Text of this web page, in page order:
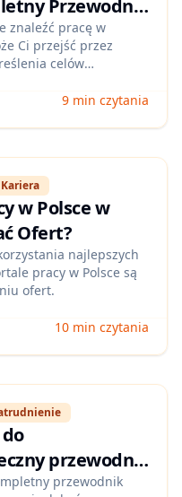
Przewodnik
Polsce
znaleźć pracę w
Ci przejść przez
celów
9 min czytania
Kariera
w Polsce w
Ofert?
najlepszych
pracy w Polsce są
ofert.
10 min czytania
przewodnik
Polsceprzewodnik